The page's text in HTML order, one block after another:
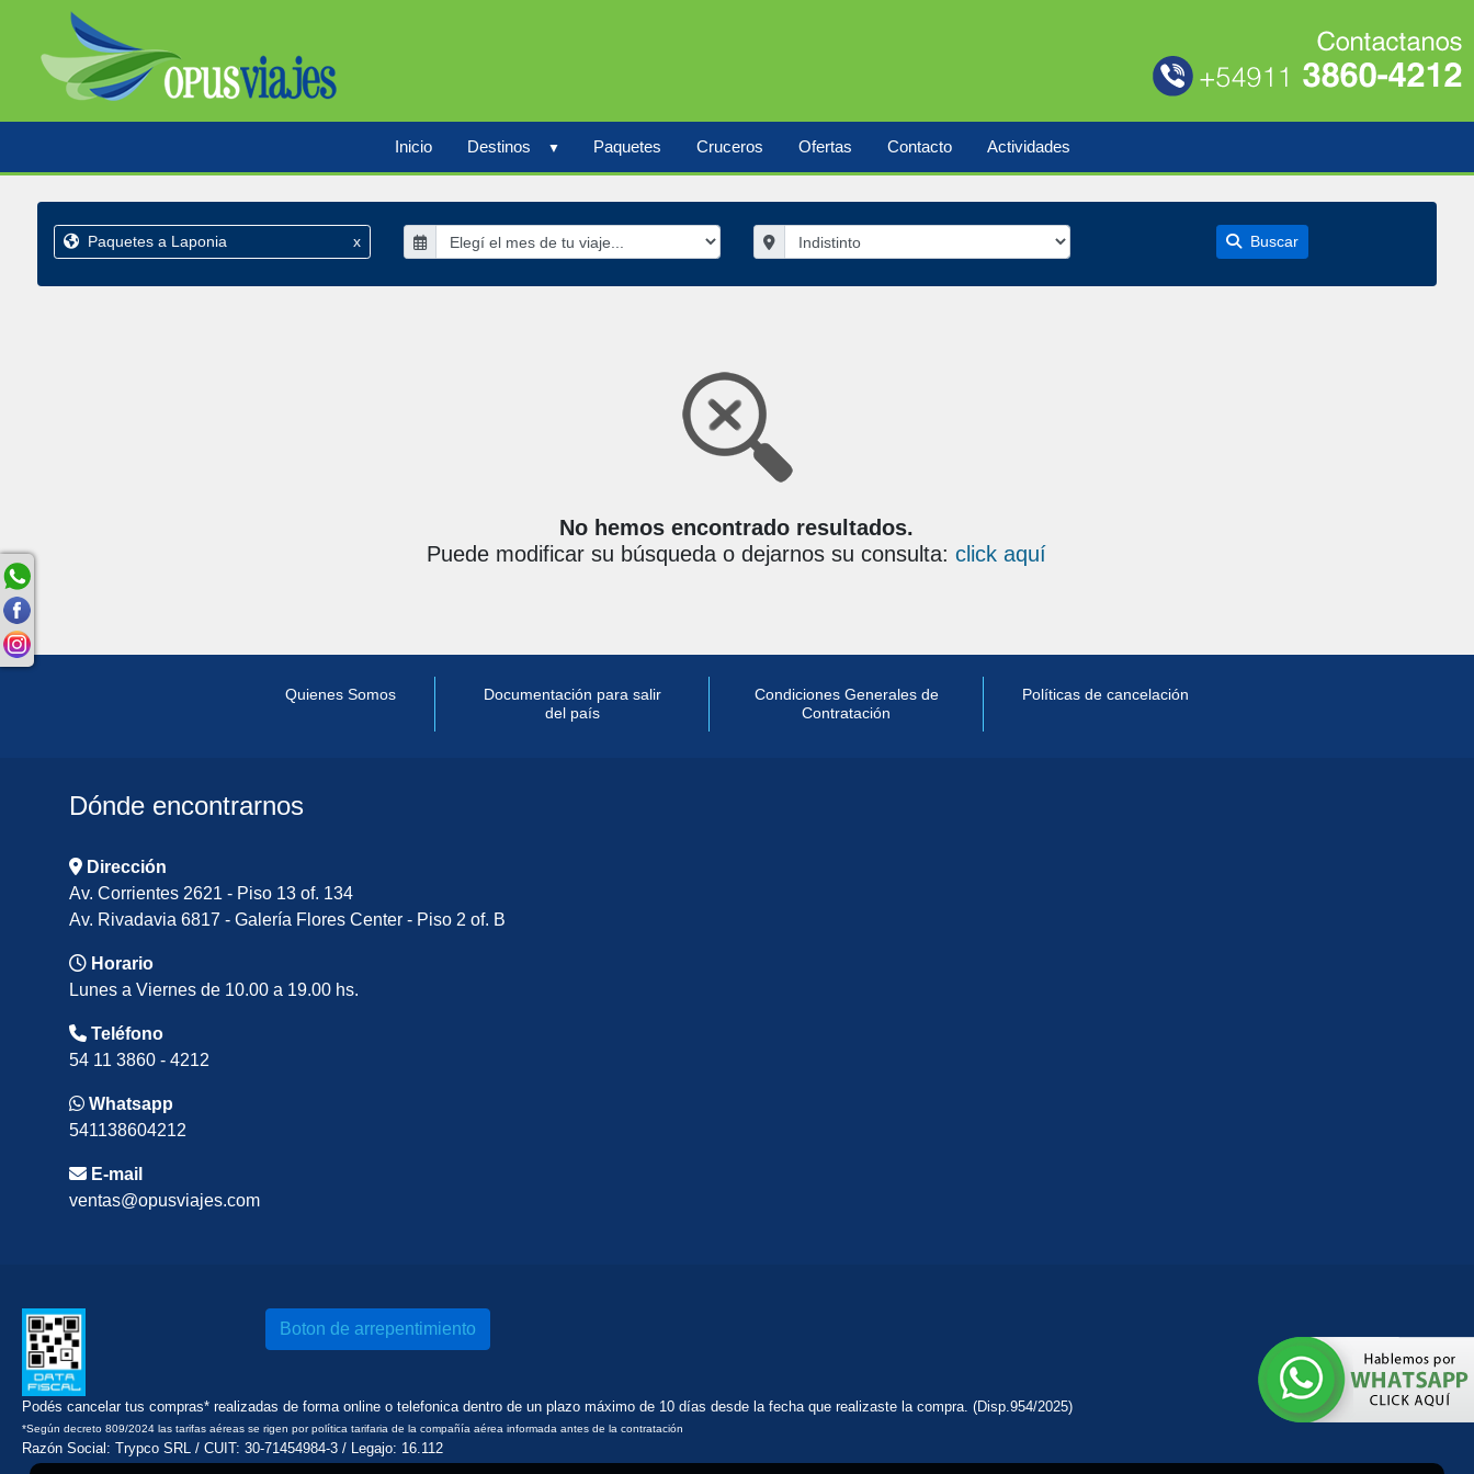
Inicio Destinos Paquetes Cruceros Ofertas Contacto Actividades
Paquetes a Laponia x Buscar
No hemos encontrado resultados.
Puede modificar su búsqueda o dejarnos su consulta:click aquí
Quienes Somos
Documentación para salir
del país
Condiciones Generales de
Contratación
Políticas de cancelación
Dónde encontrarnos
Dirección
Av. Corrientes 2621 - Piso 13 of. 134
Av. Rivadavia 6817 - Galería Flores Center - Piso 2 of. B
Horario
Lunes a Viernes de 10.00 a 19.00 hs.
Teléfono
54 11 3860 - 4212
Whatsapp
541138604212
E-mail
ventas@opusviajes.com
Boton de arrepentimiento
Podés cancelar tus compras* realizadas de forma online o telefonica dentro de un plazo máximo de 10 días desde la fecha que realizaste la compra. (Disp.954/2025)
*Según decreto 809/2024 las tarifas aéreas se rigen por política tarifaria de la compañía aérea informada antes de la contratación
Razón Social: Trypco SRL / CUIT: 30-71454984-3 / Legajo: 16.112